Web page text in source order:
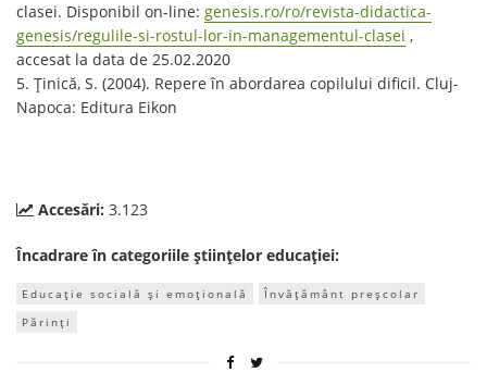
clasei. Disponibil on-line: genesis.ro/ro/revista-didactica-
genesis/regulile-si-rostul-lor-in-managementul-clasei ,
accesat la data de 25.02.2020
5. Ţinică, S. (2004). Repere în abordarea copilului dificil. Cluj-
Napoca: Editura Eikon
Accesări: 3.123
Încadrare în categoriile științelor educației:
Educație socială și emoțională
Învățământ preșcolar
Părinți